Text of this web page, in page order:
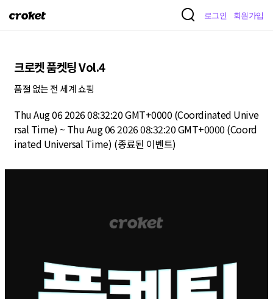
크
로그인 회원가입
크로켓 품켓팅 Vol.4
품절 없는 전 세계 쇼핑
Thu Aug 06 2026 08:32:20 GMT+0000 (Coordinated Unive
rsal Time) ~ Thu Aug 06 2026 08:32:20 GMT+0000 (Coord
inated Universal Time) (종료된 이벤트)